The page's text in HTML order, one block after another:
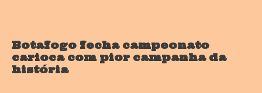
Botafogo fecha campeonato
carioca com pior campanha da
história